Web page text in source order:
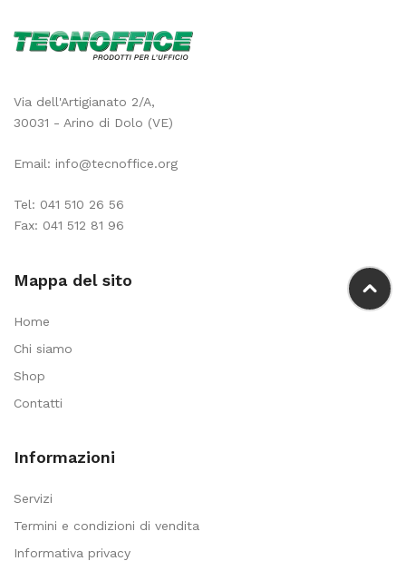
Via dell'Artigianato 2/A,
30031 - Arino di Dolo (VE)
Email: info@tecnoffice.org
Tel: 041 510 26 56
Fax: 041 512 81 96
Mappa del sito
Home
Chi siamo
Shop
Contatti
Informazioni
Servizi
Termini e condizioni di vendita
Informativa privacy